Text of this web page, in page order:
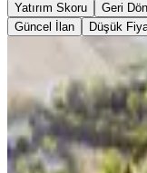
Yatırım Skoru Geri
Güncel İlan
Düşük
6+1·